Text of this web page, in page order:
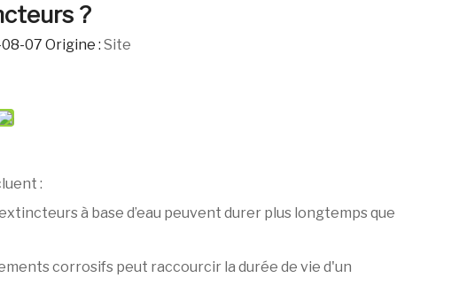
?
07 Origine : Site
:
à base d’eau peuvent durer plus longtemps que
corrosifs peut raccourcir la durée de vie d'un